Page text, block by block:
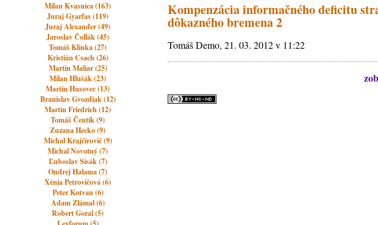
Milan Kvasnica (163)
Juraj Gyarfas (119)
Juraj Alexander (49)
Jaroslav Čollák (45)
Tomáš Klinka (27)
Kristián Csach (26)
Martin Maliar (25)
Milan Hlušák (23)
Martin Husovec (13)
Branislav Gvozdiak (12)
Martin Friedrich (12)
Tomáš Čentík (9)
Zuzana Hecko (9)
Michal Krajčírovič (9)
Michal Novotný (7)
Ľuboslav Sisák (7)
Ondrej Halama (7)
Xénia Petrovičová (6)
Peter Kotvan (6)
Adam Zlámal (6)
Robert Goral (5)
Kompenzácia informačného deficitu
dôkazného bremena 2
Tomáš Demo, 21. 03. 2012 v 11:22